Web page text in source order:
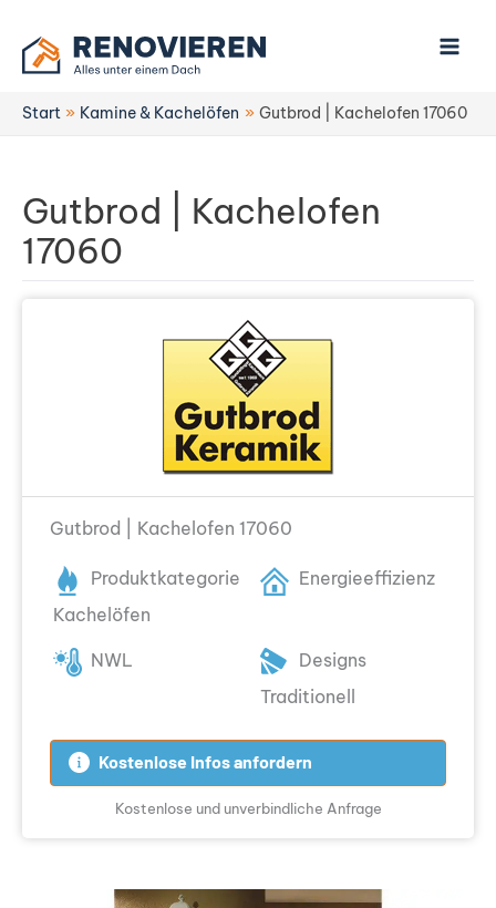
Inhalt
springen
Start Kamine & Kachelöfen Gutbrod | Kachelofen 17060
Gutbrod | Kachelofen
17060
Gutbrod | Kachelofen 17060
Produktkategorie
Kachelöfen
Energieeffizienz
NWL
Designs
Traditionell
Kostenlose Infos anfordern
Kostenlose und unverbindliche Anfrage